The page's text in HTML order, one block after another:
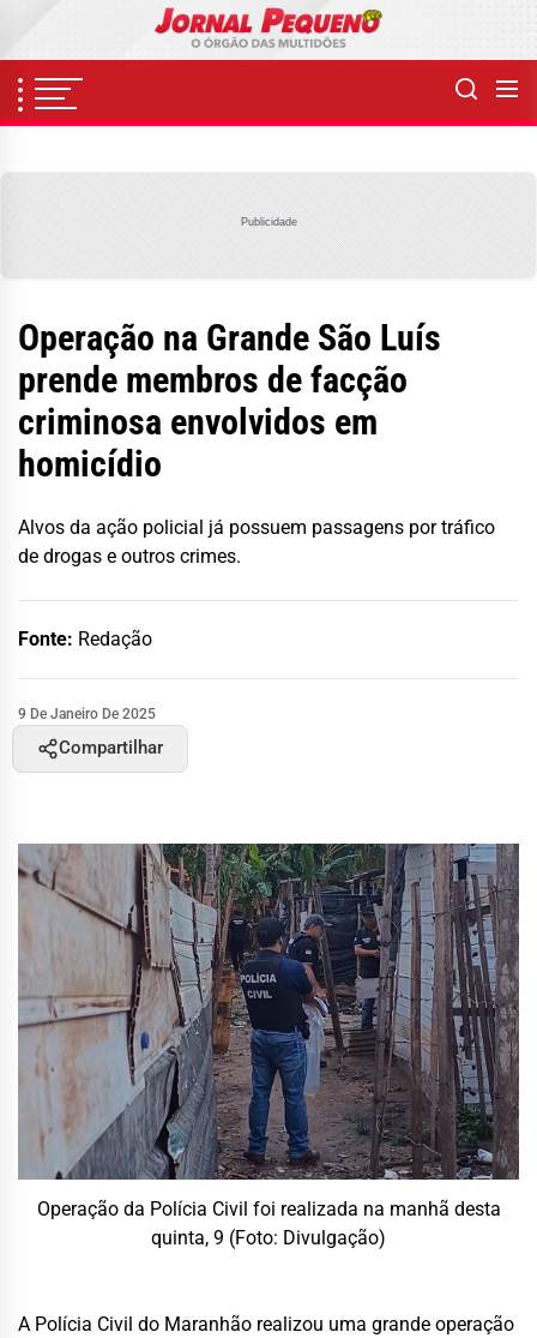
content
Publicidade
Operação na Grande São Luís
prende membros de facção
criminosa envolvidos em
homicídio
Alvos da ação policial já possuem passagens por tráfico
de drogas e outros crimes.
Fonte: Redação
9 De Janeiro De 2025
Compartilhar
Operação da Polícia Civil foi realizada na manhã desta
quinta, 9 (Foto: Divulgação)
A Polícia Civil do Maranhão realizou uma grande operação